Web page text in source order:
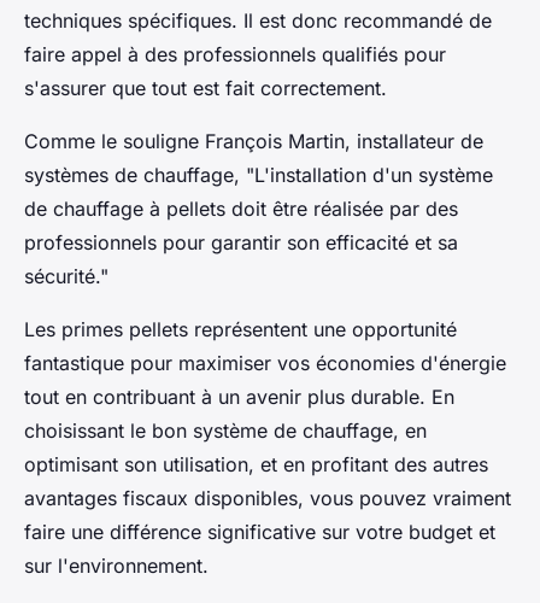
techniques spécifiques. Il est donc recommandé de
faire appel à des professionnels qualifiés pour
s'assurer que tout est fait correctement.
Comme le souligne François Martin, installateur de
systèmes de chauffage, "L'installation d'un système
de chauffage à pellets doit être réalisée par des
professionnels pour garantir son efficacité et sa
sécurité."
Les primes pellets représentent une opportunité
fantastique pour maximiser vos économies d'énergie
tout en contribuant à un avenir plus durable. En
choisissant le bon système de chauffage, en
optimisant son utilisation, et en profitant des autres
avantages fiscaux disponibles, vous pouvez vraiment
faire une différence significative sur votre budget et
sur l'environnement.